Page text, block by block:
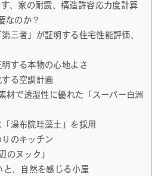
、家の耐震、構造許容応力度計算
なのか？
三者」が証明する住宅性能評価、
する本物の心地よさ
る空調計画
材で透湿性に優れた「スーパー白洲
湯布院珪藻土」を採用
のキッチン
のヌック」
と、自然を感じる小屋